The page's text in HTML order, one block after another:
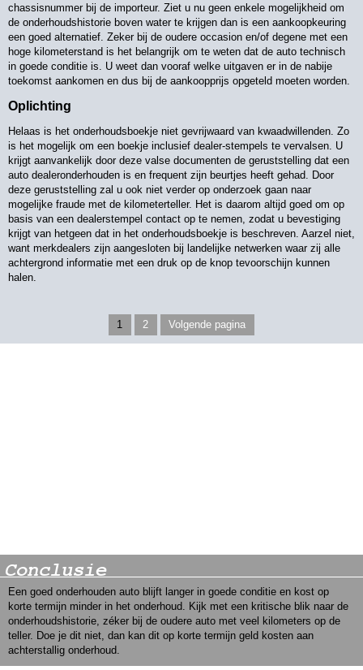
Conclusie
Een goed onderhouden auto blijft langer in goede conditie en kost op
korte termijn minder in het onderhoud. Kijk met een kritische blik naar de
onderhoudshistorie, zéker bij de oudere auto met veel kilometers op de
teller. Doe je dit niet, dan kan dit op korte termijn geld kosten aan
achterstallig onderhoud.
chassisnummer bij de importeur. Ziet u nu geen enkele mogelijkheid om
de onderhoudshistorie boven water te krijgen dan is een aankoopkeuring
een goed alternatief. Zeker bij de oudere occasion en/of degene met een
hoge kilometerstand is het belangrijk om te weten dat de auto technisch
in goede conditie is. U weet dan vooraf welke uitgaven er in de nabije
toekomst aankomen en dus bij de aankoopprijs opgeteld moeten worden.
Oplichting
Helaas is het onderhoudsboekje niet gevrijwaard van kwaadwillenden. Zo
is het mogelijk om een boekje inclusief dealer-stempels te vervalsen. U
krijgt aanvankelijk door deze valse documenten de geruststelling dat een
auto dealeronderhouden is en frequent zijn beurtjes heeft gehad. Door
deze geruststelling zal u ook niet verder op onderzoek gaan naar
mogelijke fraude met de kilometerteller. Het is daarom altijd goed om op
basis van een dealerstempel contact op te nemen, zodat u bevestiging
krijgt van hetgeen dat in het onderhoudsboekje is beschreven. Aarzel niet,
want merkdealers zijn aangesloten bij landelijke netwerken waar zij alle
achtergrond informatie met een druk op de knop tevoorschijn kunnen
halen.
1 2 Volgende pagina